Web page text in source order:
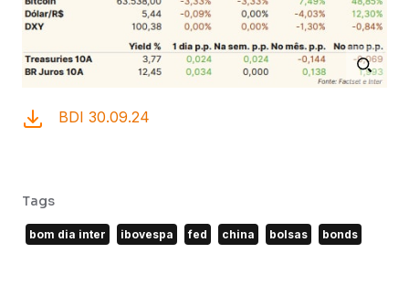
BDI 30.09.24
Tags
bom dia inter ibovespa fed china bolsas bonds